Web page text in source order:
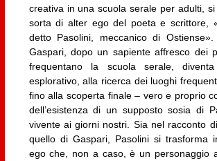
creativa in una scuola serale per adulti,
sorta di alter ego del poeta e scrittore,
detto Pasolini, meccanico di
Gaspari, dopo un sapiente affresco dei
frequentano la scuola serale,
esplorativo, alla ricerca dei luoghi
fino alla scoperta finale – vero e proprio
dell’esistenza di un supposto sosia di
vivente ai giorni nostri. Sia nel racconto
quello di Gaspari, Pasolini si trasforma
ego che, non a caso, è un personaggio